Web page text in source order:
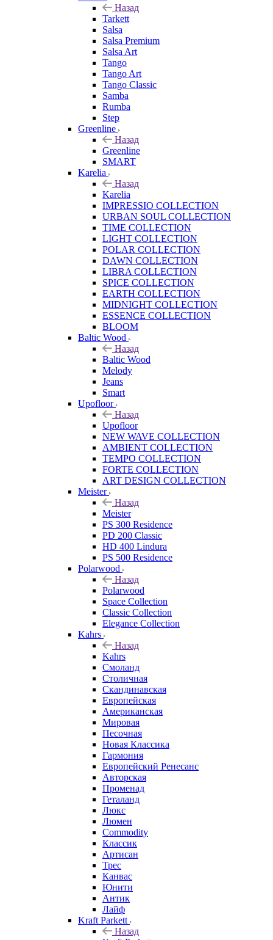
Назад
Tarkett
Salsa
Salsa Premium
Salsa Art
Tango
Tango Art
Tango Classic
Samba
Rumba
Step
Greenline
Назад
Greenline
SMART
Karelia
Назад
Karelia
IMPRESSIO COLLECTION
URBAN SOUL COLLECTION
TIME COLLECTION
LIGHT COLLECTION
POLAR COLLECTION
DAWN COLLECTION
LIBRA COLLECTION
SPICE COLLECTION
EARTH COLLECTION
MIDNIGHT COLLECTION
ESSENCE COLLECTION
BLOOM
Baltic Wood
Назад
Baltic Wood
Melody
Jeans
Smart
Upofloor
Назад
Upofloor
NEW WAVE COLLECTION
AMBIENT COLLECTION
TEMPO COLLECTION
FORTE COLLECTION
ART DESIGN COLLECTION
Meister
Назад
Meister
PS 300 Residence
PD 200 Classic
HD 400 Lindura
PS 500 Residence
Polarwood
Назад
Polarwood
Space Collection
Classic Collection
Elegance Collection
Kahrs
Назад
Kahrs
Смоланд
Столичная
Скандинавская
Европейская
Американская
Мировая
Песочная
Новая Классика
Гармония
Европейский Ренесанс
Авторская
Променад
Геталанд
Люкс
Люмен
Commodity
Классик
Артисан
Трес
Канвас
Юнити
Антик
Лайф
Kraft Parkett
Назад